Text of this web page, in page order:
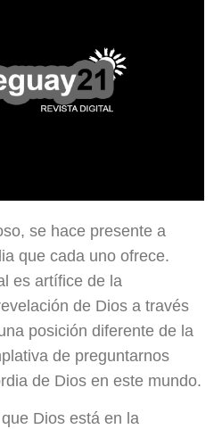
se hace presente a
que cada uno ofrece.
es artífice de la
de Dios a través
posición diferente de la
de preguntarnos
de Dios en este mundo.
Dios está en la